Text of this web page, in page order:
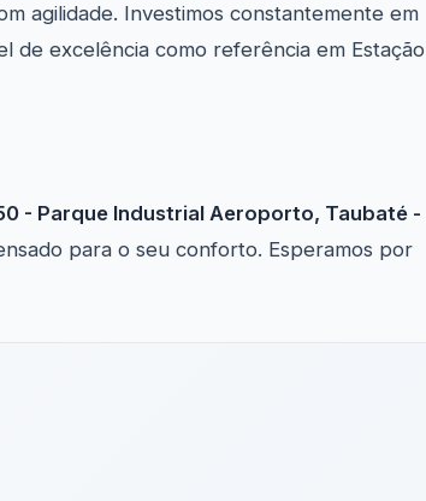
agilidade. Investimos constantemente em
de excelência como referência em Estação
- Parque Industrial Aeroporto, Taubaté -
para o seu conforto. Esperamos por